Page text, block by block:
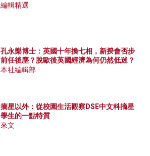
編輯精選
孔永樂博士：英國十年換七相，新揆會否步
前任後塵？脫歐後英國經濟為何仍然低迷？
本社編輯部
摘星以外：從校園生活觀察DSE中文科摘星
學生的一點特質
來文